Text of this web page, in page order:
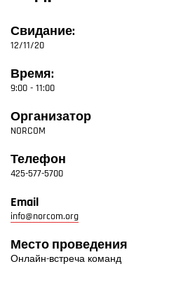
Свидание:
12/11/20
Время:
9:00 - 11:00
Организатор
NORCOM
Телефон
425-577-5700
Email
info@norcom.org
Место проведения
Онлайн-встреча команд